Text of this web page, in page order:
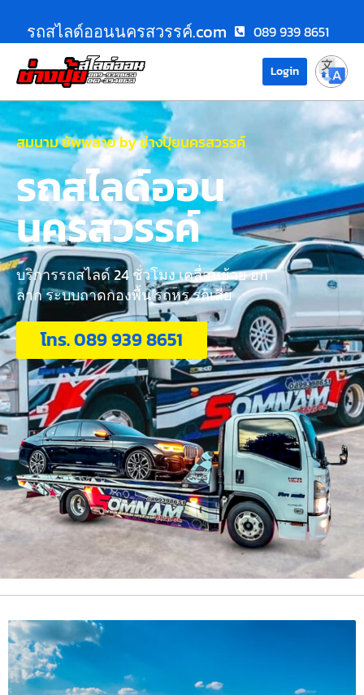
รถสไลด์ออนนครสวรรค์.com 089 939 8651
Login
สมนาม ซัพพลาย by ช่างปุ้ยนครสวรรค์
รถสไลด์ออน
นครสวรรค์
บริการรถสไลด์ 24 ชั่วโมง เคลื่อนย้าย ยก
ลาก ระบบถาดกองพื้น รถหรู รถเสีย
โทร. 089 939 8651